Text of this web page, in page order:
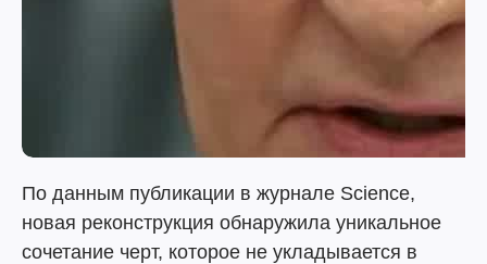
По данным публикации в журнале Science,
новая реконструкция обнаружила уникальное
сочетание черт, которое не укладывается в